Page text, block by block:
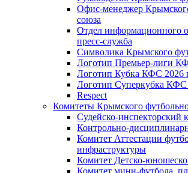
Офис-менеджер
союза
Отдел информационного
пресс-служба
Символика Крымского
Логотип Премьер-лиги
Логотип Кубка КФС 2026
Логотип Суперкубка КФС
Respect
Комитеты Крымского
Судейско-инспекторский
Контрольно-
Комитет Аттестации
инфраструктуры
Комитет Детско-
Комитет мини-футбола,